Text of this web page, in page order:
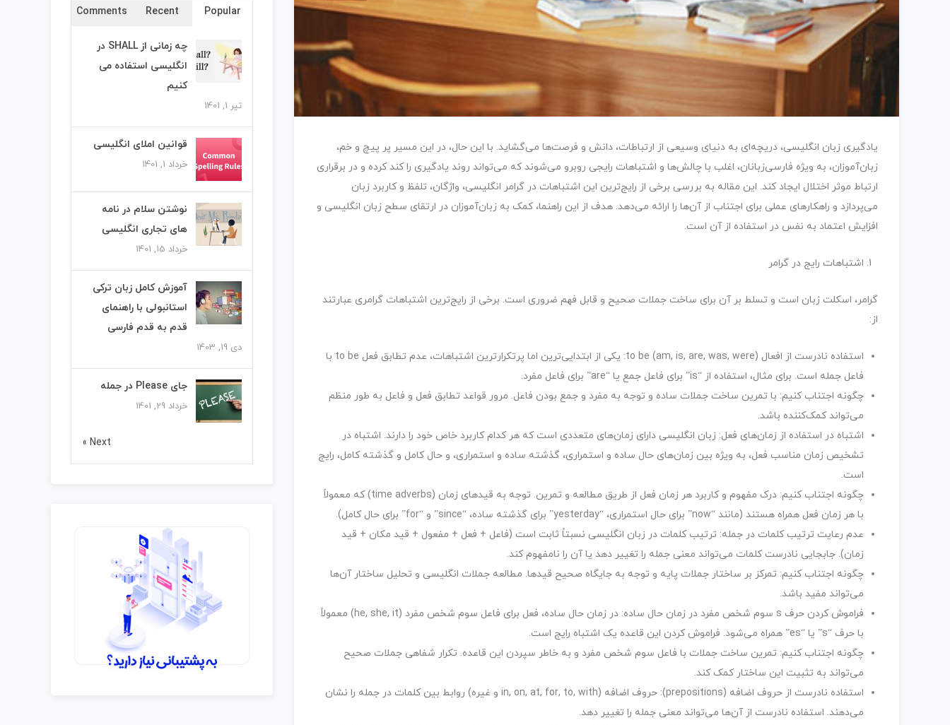
یادگیری زبان انگلیسی، دریچه‌ای به دنیای وسیعی از ارتباطات، دانش و فرصت‌ها می‌گشاید. با این حال، در این مسیر پر پیچ و خم،
زبان‌آموزان، به ویژه فارسی‌زبانان، اغلب با چالش‌ها و اشتباهات رایجی روبرو می‌شوند که می‌تواند روند یادگیری را کند کرده و در برقراری
ارتباط موثر اختلال ایجاد کند. این مقاله به بررسی برخی از رایج‌ترین این اشتباهات در گرامر انگلیسی، واژگان، تلفظ و کاربرد زبان
می‌پردازد و راهکارهای عملی برای اجتناب از آن‌ها را ارائه می‌دهد. هدف از این راهنما، کمک به زبان‌آموزان در ارتقای سطح زبان انگلیسی و
افزایش اعتماد به نفس در استفاده از آن است.
اشتباهات رایج در گرامر
گرامر، اسکلت زبان است و تسلط بر آن برای ساخت جملات صحیح و قابل فهم ضروری است. برخی از رایج‌ترین اشتباهات گرامری عبارتند
از:
استفاده نادرست از افعال to be (am, is, are, was, were): یکی از ابتدایی‌ترین اما پرتکرارترین اشتباهات، عدم تطابق فعل to be با
فاعل جمله است. برای مثال، استفاده از “is” برای فاعل جمع یا “are” برای فاعل مفرد.
چگونه اجتناب کنیم: با تمرین ساخت جملات ساده و توجه به مفرد و جمع بودن فاعل. مرور قواعد تطابق فعل و فاعل به طور منظم
می‌تواند کمک‌کننده باشد.
اشتباه در استفاده از زمان‌های فعل: زبان انگلیسی دارای زمان‌های متعددی است که هر کدام کاربرد خاص خود را دارند. اشتباه در
تشخیص زمان مناسب فعل، به ویژه بین زمان‌های حال ساده و استمراری، گذشته ساده و استمراری، و حال کامل و گذشته کامل، رایج
است.
چگونه اجتناب کنیم: درک مفهوم و کاربرد هر زمان فعل از طریق مطالعه و تمرین. توجه به قیدهای زمان (time adverbs) که معمولاً
با هر زمان فعل همراه هستند (مانند “now” برای حال استمراری، “yesterday” برای گذشته ساده، “since” و “for” برای حال کامل).
عدم رعایت ترتیب کلمات در جمله: ترتیب کلمات در زبان انگلیسی نسبتاً ثابت است (فاعل + فعل + مفعول + قید مکان + قید
زمان). جابجایی نادرست کلمات می‌تواند معنی جمله را تغییر دهد یا آن را نامفهوم کند.
چگونه اجتناب کنیم: تمرکز بر ساختار جملات پایه و توجه به جایگاه صحیح قیدها. مطالعه جملات انگلیسی و تحلیل ساختار آن‌ها
می‌تواند مفید باشد.
فراموش کردن حرف s سوم شخص مفرد در زمان حال ساده: در زمان حال ساده، فعل برای فاعل سوم شخص مفرد (he, she, it) معمولاً
با حرف “s” یا “es” همراه می‌شود. فراموش کردن این قاعده یک اشتباه رایج است.
چگونه اجتناب کنیم: تمرین ساخت جملات با فاعل سوم شخص مفرد و به خاطر سپردن این قاعده. تکرار شفاهی جملات صحیح
می‌تواند به تثبیت این ساختار کمک کند.
استفاده نادرست از حروف اضافه (prepositions): حروف اضافه (in, on, at, for, to, with و غیره) روابط بین کلمات در جمله را نشان
می‌دهند. استفاده نادرست از آن‌ها می‌تواند معنی جمله را تغییر دهد.
Popular
Recent
Comments
چه زمانی از SHALL در
انگلیسی استفاده می
کنیم
تیر 1, 1401
قوانین املای انگلیسی
خرداد 1, 1401
نوشتن سلام در نامه
های تجاری انگلیسی
خرداد 15, 1401
آموزش کامل زبان ترکی
استانبولی با راهنمای
قدم به قدم فارسی
دی 19, 1403
جای Please در جمله
خرداد 29, 1401
Next »